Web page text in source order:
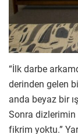
“İlk darbe
derinden gelen
anda beyaz bir
Sonra
fikrim yoktu.”